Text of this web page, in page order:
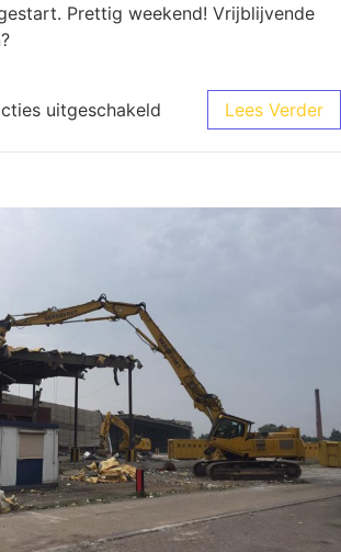
Prettig weekend! Vrijblijvende
uitgeschakeld Lees Verder